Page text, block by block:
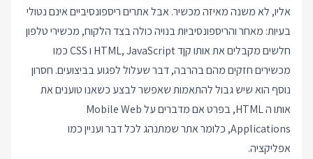
אליו, לא משנה מאיזה מכשיר. אבל אתרים ריספונסיביים אינם נטולי
בעיות: מאחר והריספונסיביות בנויה כולה בצד הלקוח, מכשירי טלפון
חלשים מקבלים את אותו קןד HTML, JavaScript ו CSS כמו
מכשירים חזקים מהם בהרבה, דבר שעלול לפגוע בביצועים. חסרון
נוסף הוא שיש גבול להתאמות שאפשר לבצע כשאנו טוענים את
אותו ה HTML, בפרט אם מדברים על Mobile Web
Applications, כלומר אתר שמתנהג לכל דבר ועניין כמו
אפליקציה.